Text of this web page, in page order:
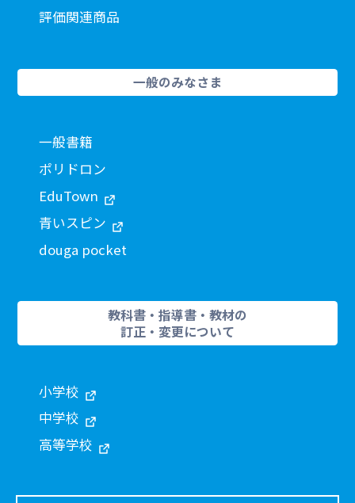
評価関連商品
一般のみなさま
一般書籍
ポリドロン
EduTown
青いスピン
douga pocket
教科書・指導書・教材の
訂正・変更について
小学校
中学校
高等学校